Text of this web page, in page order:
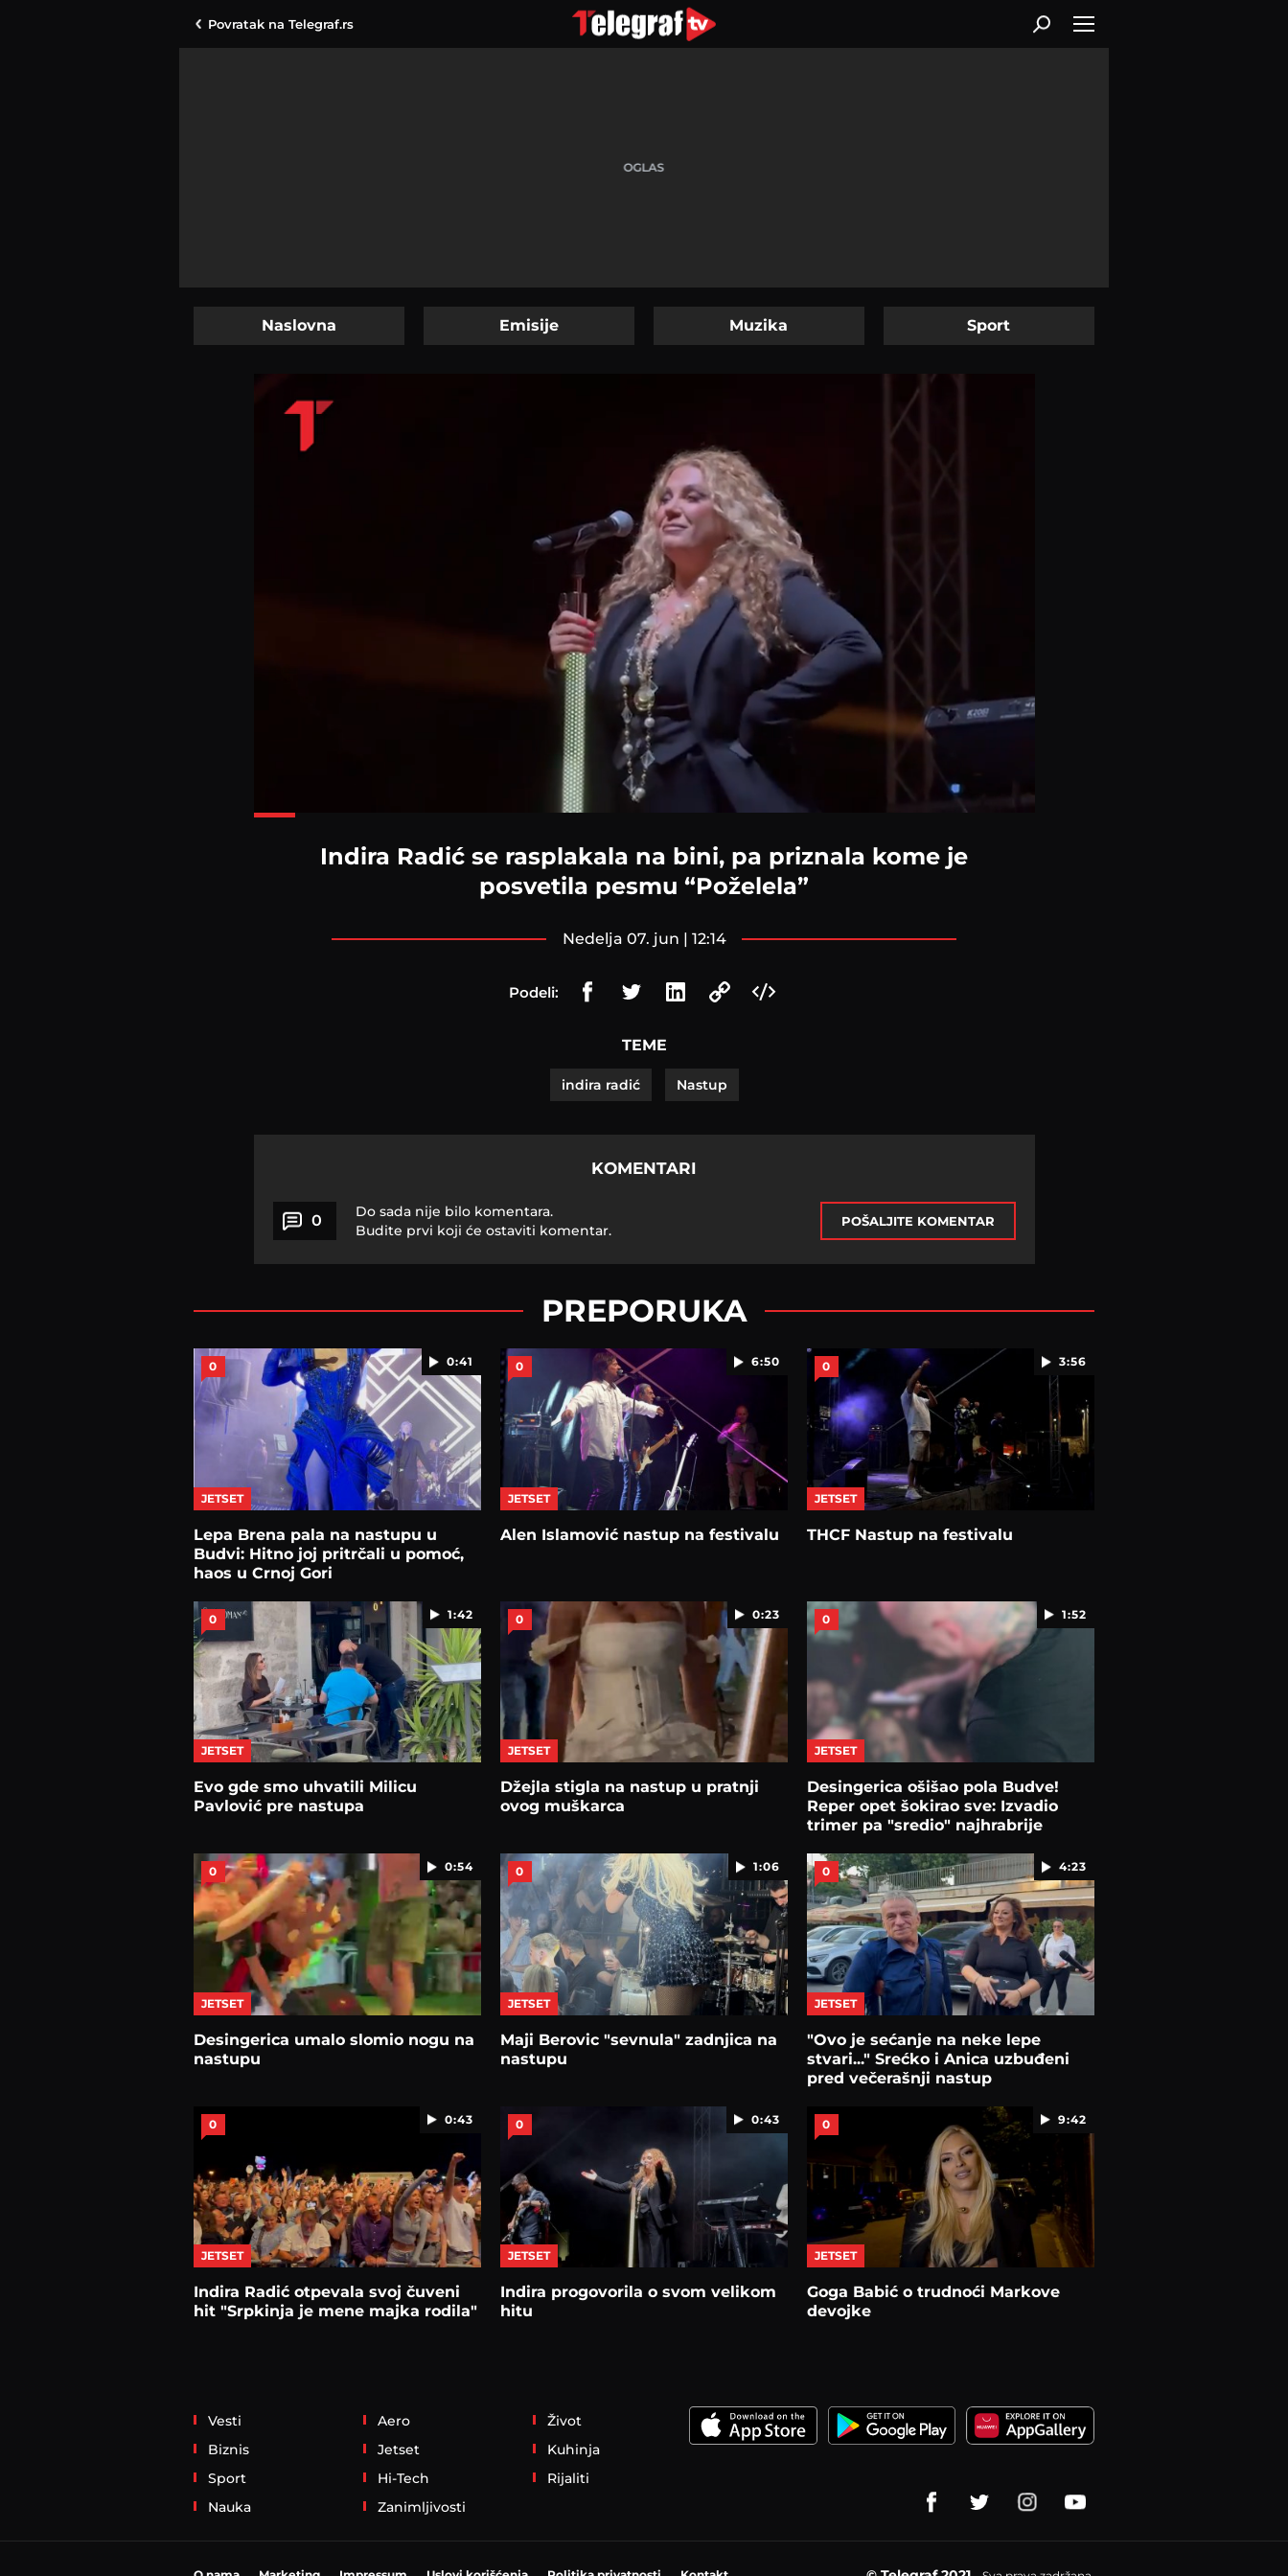
Povratak na Telegraf.rs
Naslovna Emisije Muzika Sport
Indira Radić se rasplakala na bini, pa priznala kome je
posvetila pesmu “Poželela”
nedelja 07. jun | 12:14
Podeli:
TEME
indira radić Nastup
KOMENTARI
0
Do sada nije bilo komentara.
Budite prvi koji će ostaviti komentar.
POŠALJITE KOMENTAR
PREPORUKA
0:41
0
JETSET
Lepa Brena pala na nastupu u
Budvi: Hitno joj pritrčali u pomoć,
haos u Crnoj Gori
6:50
0
JETSET
Alen Islamović nastup na festivalu
3:56
0
JETSET
THCF Nastup na festivalu
1:42
0
JETSET
Evo gde smo uhvatili Milicu
Pavlović pre nastupa
0:23
0
JETSET
Džejla stigla na nastup u pratnji
ovog muškarca
1:52
0
JETSET
Desingerica ošišao pola Budve!
Reper opet šokirao sve: Izvadio
trimer pa "sredio" najhrabrije
0:54
0
JETSET
Desingerica umalo slomio nogu na
nastupu
1:06
0
JETSET
Maji Berovic "sevnula" zadnjica na
nastupu
4:23
0
JETSET
"Ovo je sećanje na neke lepe
stvari..." Srećko i Anica uzbuđeni
pred večerašnji nastup
0:43
0
JETSET
Indira Radić otpevala svoj čuveni
hit "Srpkinja je mene majka rodila"
0:43
0
JETSET
Indira progovorila o svom velikom
hitu
9:42
0
JETSET
Goga Babić o trudnoći Markove
devojke
Vesti
Biznis
Sport
Nauka
Aero
Jetset
Hi-Tech
Zanimljivosti
Život
Kuhinja
Rijaliti